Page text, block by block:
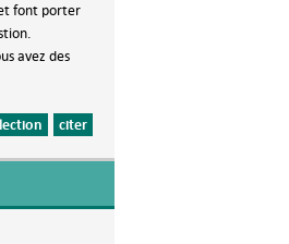
font porter
avez des
citer